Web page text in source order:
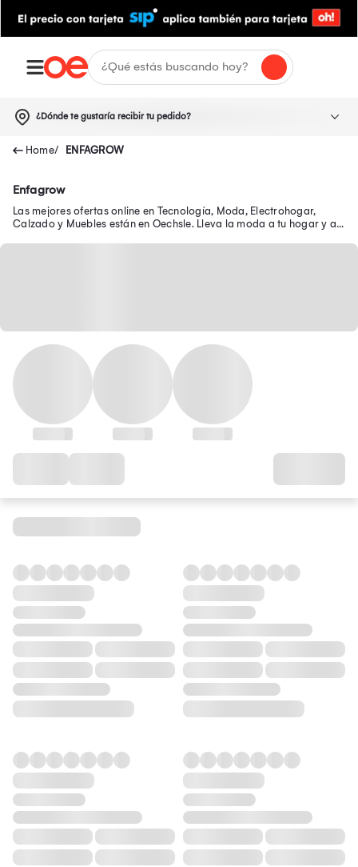
¿Dónde te gustaría recibir tu pedido?
ENFAGROW
Enfagrow
Las mejores ofertas online en Tecnología, Moda, Electrohogar,
Calzado y Muebles están en Oechsle. Lleva la moda a tu hogar y a